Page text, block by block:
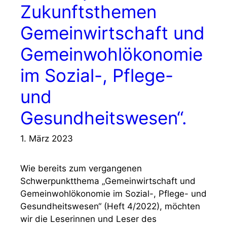
Zukunftsthemen
Gemeinwirtschaft und
Gemeinwohlökonomie
im Sozial-, Pflege-
und
Gesundheitswesen“.
1. März 2023
Wie bereits zum vergangenen
Schwerpunktthema „Gemeinwirtschaft und
Gemeinwohlökonomie im Sozial-, Pflege- und
Gesundheitswesen“ (Heft 4/2022), möchten
wir die Leserinnen und Leser des